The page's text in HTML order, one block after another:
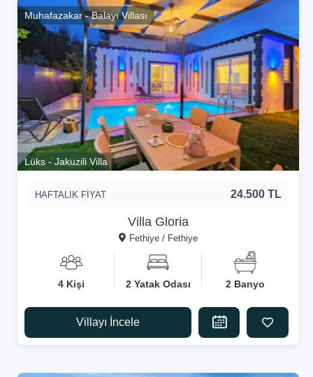
Muhafazakar - Balayı Villası
Lüks - Jakuzili Villa
Villa Gloria
Fethiye / Fethiye
HAFTALIK FİYAT 24.500 TL
4 Kişi 2 Yatak Odası 2 Banyo
Villayı İncele